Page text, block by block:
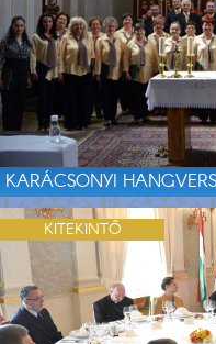
KARÁCSONYI
KITEKINTŐ